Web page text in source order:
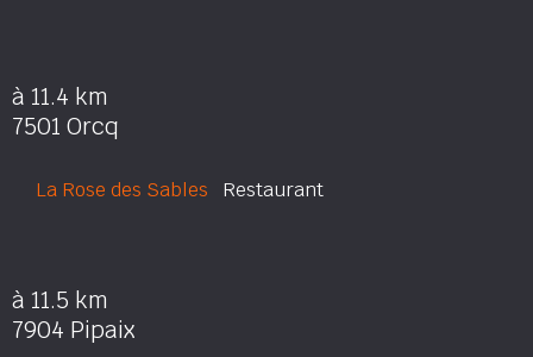
à 11.4 km
7501 Orcq
La Rose des Sables Restaurant
à 11.5 km
7904 Pipaix